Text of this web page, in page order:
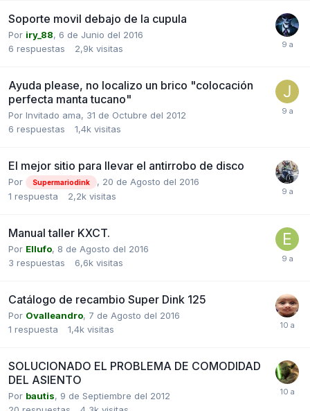
Soporte movil debajo de la cupula
Por iry_88, 6 de Junio del 2016
6 respuestas 2,9k visitas
Ayuda please, no localizo un brico "colocación
perfecta manta tucano"
Por Invitado ama, 31 de Octubre del 2012
6 respuestas 1,4k visitas
El mejor sitio para llevar el antirrobo de disco
Por Supermariodink , 20 de Agosto del 2016
1 respuesta 2,2k visitas
Manual taller KXCT.
Por Ellufo, 8 de Agosto del 2016
3 respuestas 6,6k visitas
Catálogo de recambio Super Dink 125
Por Ovalleandro, 7 de Agosto del 2016
1 respuesta 1,4k visitas
SOLUCIONADO EL PROBLEMA DE COMODIDAD
DEL ASIENTO
Por bautis, 9 de Septiembre del 2012